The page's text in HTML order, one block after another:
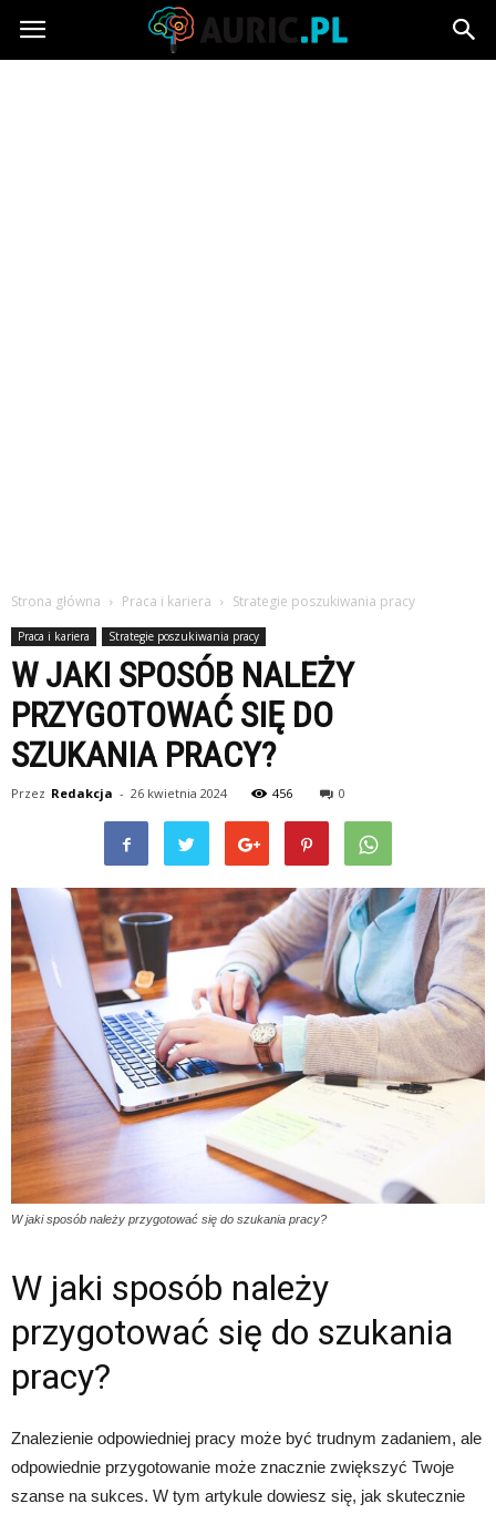
Auric.pl
Strona główna Praca i kariera Strategie poszukiwania pracy
Praca i kariera Strategie poszukiwania pracy
W JAKI SPOSÓB NALEŻY
PRZYGOTOWAĆ SIĘ DO
SZUKANIA PRACY?
Przez Redakcja - 26 kwietnia 2024 456 0
W jaki sposób należy przygotować się do szukania pracy?
W jaki sposób należy
przygotować się do szukania
pracy?
Znalezienie odpowiedniej pracy może być trudnym zadaniem, ale
odpowiednie przygotowanie może znacznie zwiększyć Twoje
szanse na sukces. W tym artykule dowiesz się, jak skutecznie